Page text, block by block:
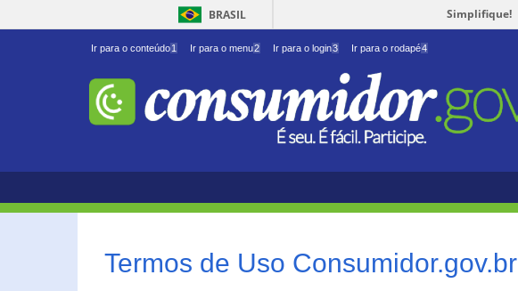
BRASIL Simplifique!
Ir para o conteúdo1 Ir para o menu2 Ir para o login3 Ir para o rodapé4
Termos de Uso Consumidor.gov.br